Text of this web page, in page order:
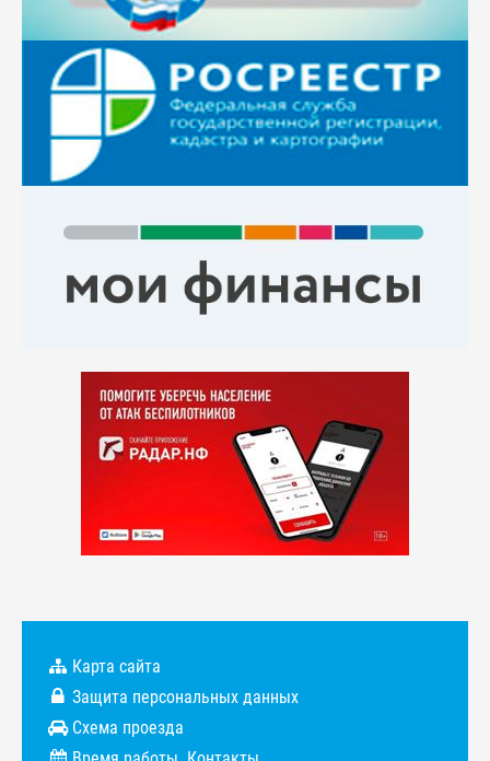
Карта сайта
Защита персональных данных
Схема проезда